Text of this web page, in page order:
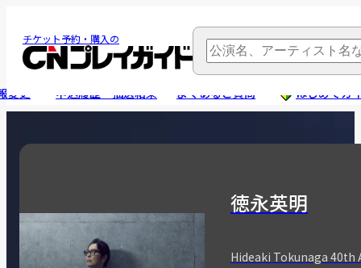
チケット予約・購入の
変更 申込履歴・抽選結果 よくあるご質問 はじめてガ
徳永英明
Hideaki Tokunaga 40th